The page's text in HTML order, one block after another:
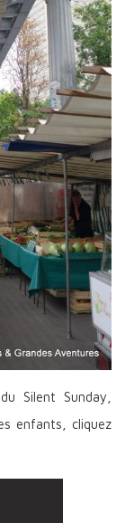
Silent Sunday,
enfants, cliquez